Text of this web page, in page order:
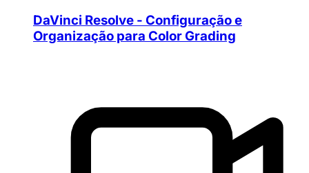
DaVinci Resolve - Configuração e
Organização para Color Grading